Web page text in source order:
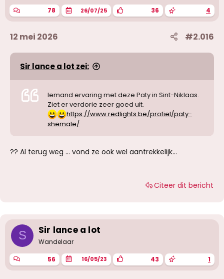
78 26/07/25 36 4
12 mei 2026 #2.016
Sir lance a lot zei:
Iemand ervaring met deze Paty in Sint-Niklaas.
Ziet er verdorie zeer goed uit.
https://www.redlights.be/profiel/paty-
shemale/
?? Al terug weg … vond ze ook wel aantrekkelijk…
Citeer dit bericht
S Sir lance a lot
Wandelaar
56 16/05/23 43 1